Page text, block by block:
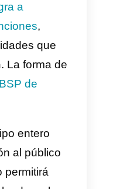
tener las
y
Su
y
para el uso
comenzar a
efectivos.
API